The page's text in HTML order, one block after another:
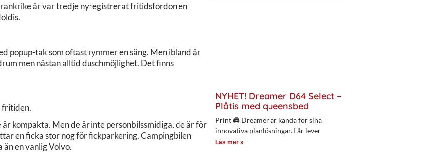
är var tredje nyregistrerat fritidsfordon en
popup-tak som oftast rymmer en säng. Men ibland är
men nästan alltid duschmöjlighet. Det finns
fritiden.
kompakta. Men de är inte personbilssmidiga, de är för
en ficka stor nog för fickparkering. Campingbilen
en vanlig Volvo.
NYHET! Dreamer D64 Select –
Plåtis med queensbed
Print 🖨 Dreamer är kända för sina
innovativa planlösningar. I år lever
Läs mer »